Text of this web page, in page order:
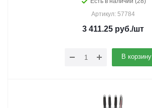
Артикул: 57784
3 411.25руб./шт
В корзину